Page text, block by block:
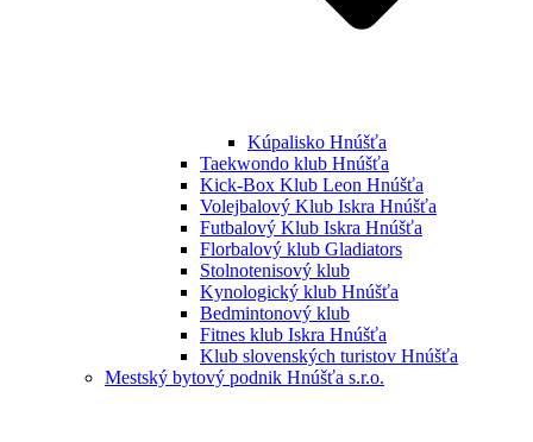
Kúpalisko Hnúšťa
Taekwondo klub Hnúšťa
Kick-Box Klub Leon Hnúšťa
Volejbalový Klub Iskra Hnúšťa
Futbalový Klub Iskra Hnúšťa
Florbalový klub Gladiators
Stolnotenisový klub
Kynologický klub Hnúšťa
Bedmintonový klub
Fitnes klub Iskra Hnúšťa
Klub slovenských turistov Hnúšťa
Mestský bytový podnik Hnúšťa s.r.o.